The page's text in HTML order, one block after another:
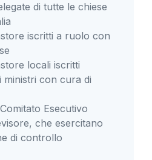
di tutte le chiese
iscritti a ruolo con
locali iscritti
ministri con cura di
Esecutivo
che esercitano
di controllo